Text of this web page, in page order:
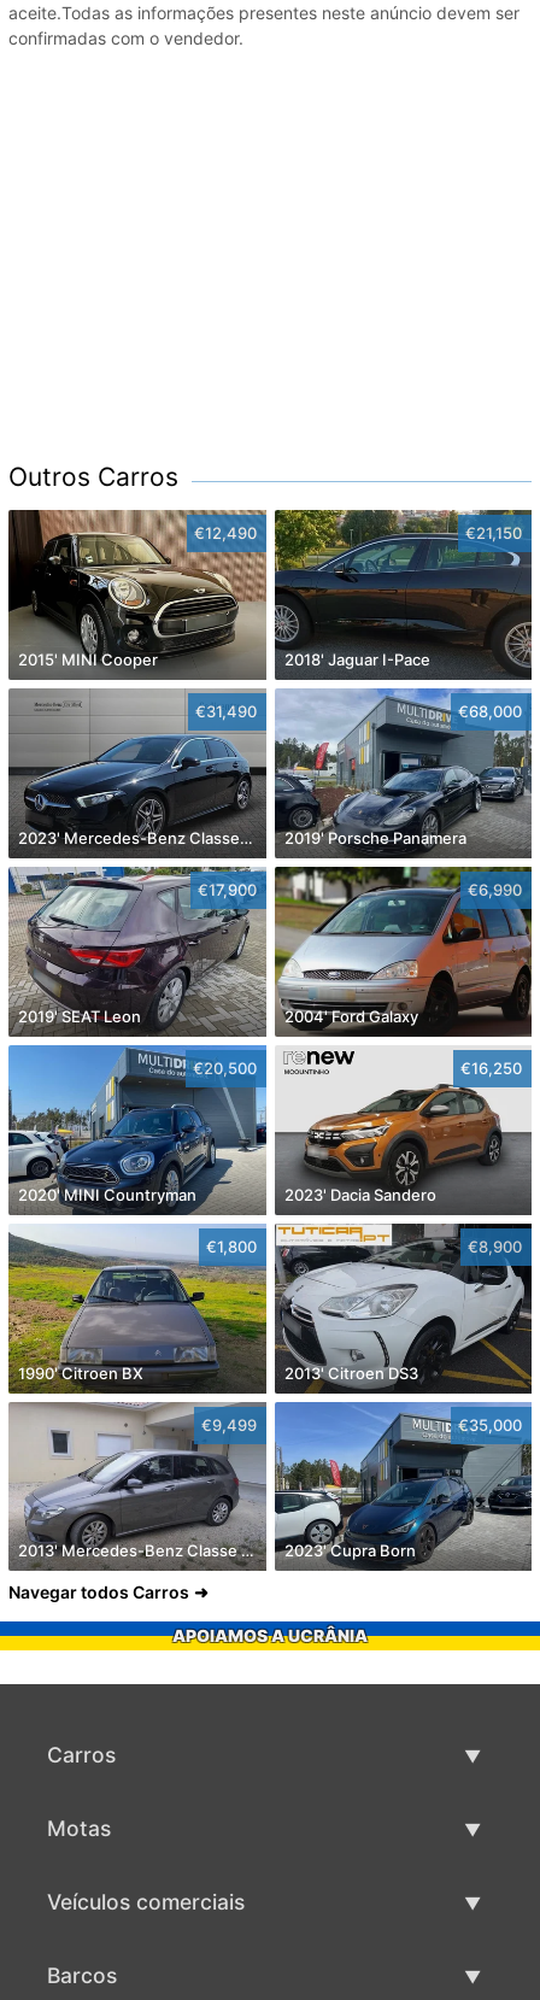
aceite.Todas as informações presentes neste anúncio devem ser
confirmadas com o vendedor.
Outros Carros
€12,490
2015' MINI Cooper
€21,150
2018' Jaguar I-Pace
€31,490
2023' Mercedes-Benz Classe A D Amg Line Aut.
€68,000
2019' Porsche Panamera
€17,900
2019' SEAT Leon
€6,990
2004' Ford Galaxy
€20,500
2020' MINI Countryman
€16,250
2023' Dacia Sandero
€1,800
1990' Citroen BX
€8,900
2013' Citroen DS3
€9,499
2013' Mercedes-Benz Classe B Cdi Style Aut.
€35,000
2023' Cupra Born
Navegar todos Carros
APOIAMOS A UCRÂNIA
Carros
Motas
Veículos comerciais
Barcos